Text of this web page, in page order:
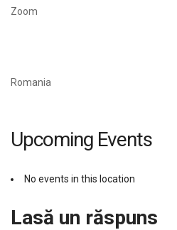
Zoom
Romania
Upcoming Events
No events in this location
Lasă un răspuns